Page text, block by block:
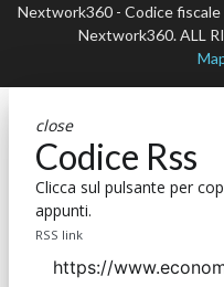
Nextwork360 - Codice
Nextwork360. ALL
close
Codice Rss
Clicca sul pulsante per
appunti.
RSS link